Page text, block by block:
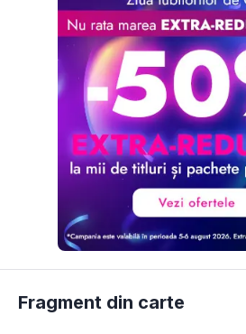
Fragment din carte